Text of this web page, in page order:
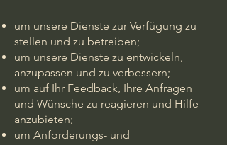
um unsere Dienste zur Verfügung zu
stellen und zu betreiben;
um unsere Dienste zu entwickeln,
anzupassen und zu verbessern;
um auf Ihr Feedback, Ihre Anfragen
und Wünsche zu reagieren und Hilfe
anzubieten;
um Anforderungs- und